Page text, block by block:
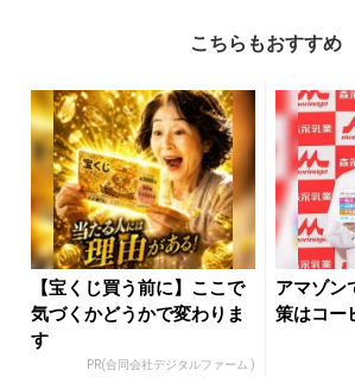
こちらもおすすめ
【宝くじ買う前に】ここで
気づくかどうかで変わりま
す
PR(合同会社デジタルファーム )
アマゾン
策はコー